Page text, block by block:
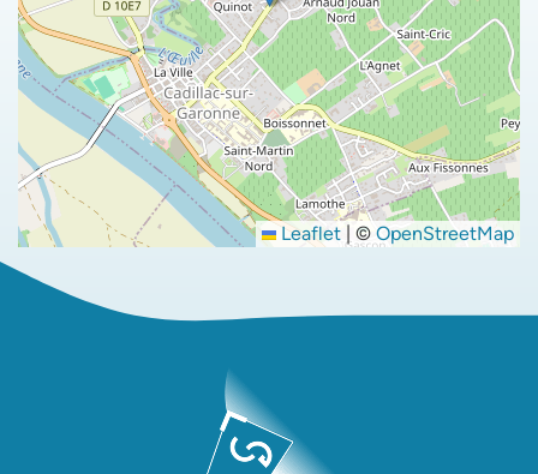
Leaflet | © OpenStreetMap